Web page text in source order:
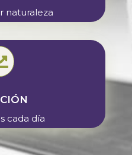
naturaleza
cada día